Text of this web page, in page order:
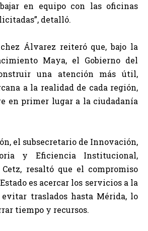
en equipo con las oficinas
detalló.
Álvarez reiteró que, bajo la
Maya, el Gobierno del
una atención más útil,
a la realidad de cada región,
en primer lugar a la ciudadanía
el subsecretario de Innovación,
y Eficiencia Institucional,
Cetz, resaltó que el compromiso
es acercar los servicios a la
traslados hasta Mérida, lo
tiempo y recursos.